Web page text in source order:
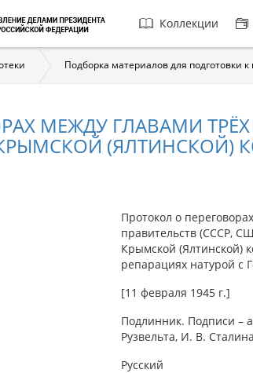
Главная
навигация
Коллекции
Подборка материалов для подготовки
МЕЖДУ ГЛАВАМИ
(ЯЛТИНСКОЙ)
Протокол о
правительств (СССР,
Крымской (Ялтинской)
репарациях натурой с
[11 февраля 1945 г.]
Подлинник. Подписи –
Рузвельта, И. В. Сталина
Русский